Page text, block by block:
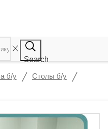
Search
б/у / Столы б/у /